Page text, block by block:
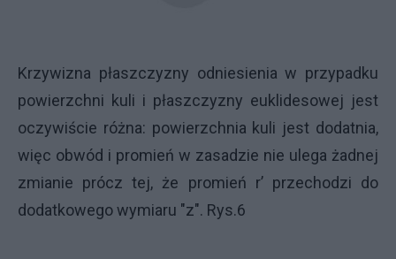
Krzywizna płaszczyzny odniesienia w przypadku
powierzchni kuli i płaszczyzny euklidesowej jest
oczywiście różna: powierzchnia kuli jest dodatnia,
więc obwód i promień w zasadzie nie ulega żadnej
zmianie prócz tej, że promień r’ przechodzi do
dodatkowego wymiaru "z". Rys.6